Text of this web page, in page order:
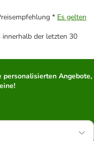
* Es gelten
der letzten 30
personalisierten Angebote,